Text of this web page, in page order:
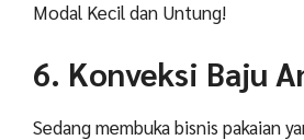
Modal Kecil dan Untung!
6. Konveksi Baju
Sedang membuka bisnis pakaian